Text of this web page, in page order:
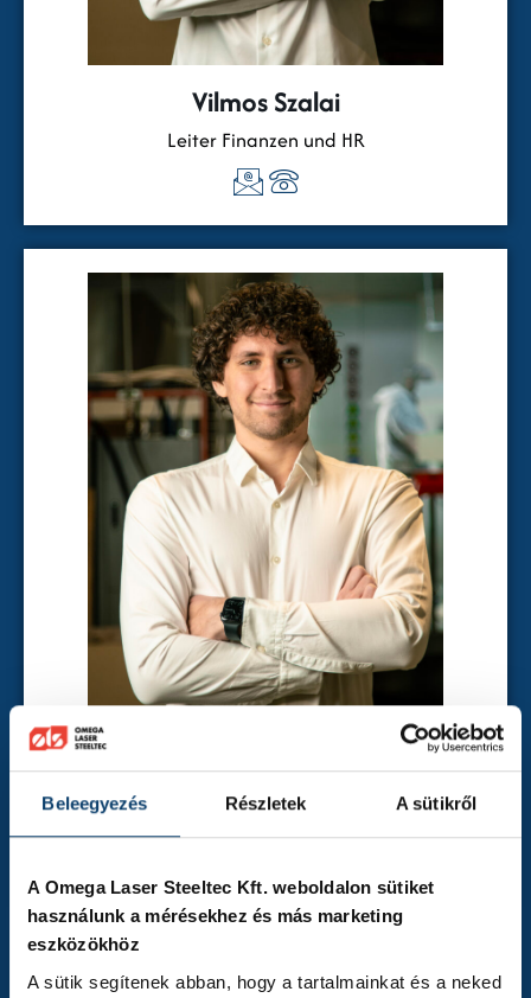
Beleegyezés Részletek A sütikről
A Omega Laser Steeltec Kft. weboldalon sütiket
használunk a mérésekhez és más marketing
eszközökhöz
A sütik segítenek abban, hogy a tartalmainkat és a neked
Vilmos Szalai
Leiter Finanzen und HR
Bertalan Szalai